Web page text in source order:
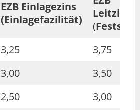
EZB Einlagezins
(Einlagefazilität)
Leitzins
(Festsatz
3,25
3,75
3,00
3,50
2,50
3,00